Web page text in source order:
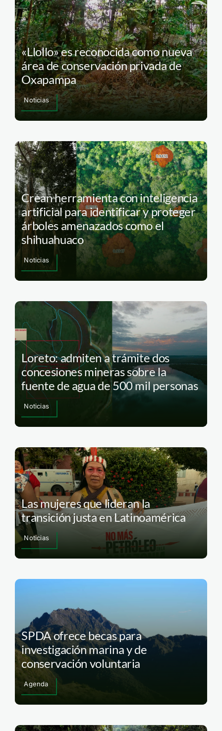
«Llollo» es reconocida como nueva
área de conservación privada de
Oxapampa
Noticias
Crean herramienta con inteligencia
artificial para identificar y proteger
árboles amenazados como el
shihuahuaco
Noticias
Loreto: admiten a trámite dos
concesiones mineras sobre la
fuente de agua de 500 mil personas
Noticias
Las mujeres que lideran la
transición justa en Latinoamérica
Noticias
SPDA ofrece becas para
investigación marina y de
conservación voluntaria
Agenda